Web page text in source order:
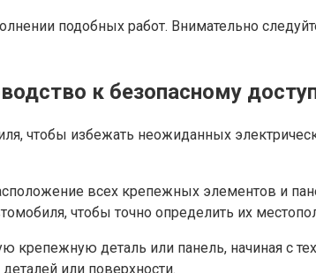
подобных работ. Внимательно
к безопасному
чтобы избежать неожиданных
всех крепежных элементов и
чтобы точно определить их
крепежную деталь или панель, начиная с
или поверхности.